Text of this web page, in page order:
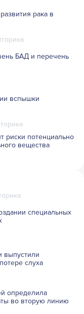
рака в
БАД и перечень
вспышки
риски потенциально
вещества
специальных
выпустили
слуха
определила
во вторую линию